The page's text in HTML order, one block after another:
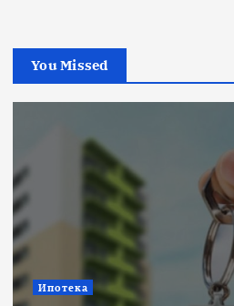
You Missed
Ипотека